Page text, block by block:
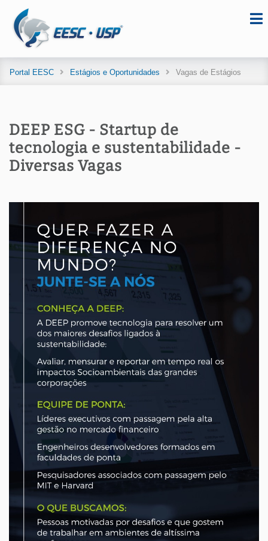
Portal EESC Estágios e Oportunidades Vagas de Estágios
DEEP ESG - Startup de
tecnologia e sustentabilidade -
Diversas Vagas